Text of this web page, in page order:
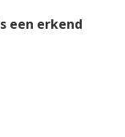
een erkend